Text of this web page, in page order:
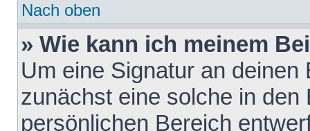
Nach oben
» Wie kann ich meinem
Um eine Signatur an
zunächst eine solche in den
persönlichen Bereich